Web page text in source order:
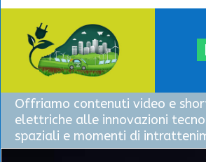
Offriamo contenuti video e
elettriche alle innovazioni
spaziali e momenti di